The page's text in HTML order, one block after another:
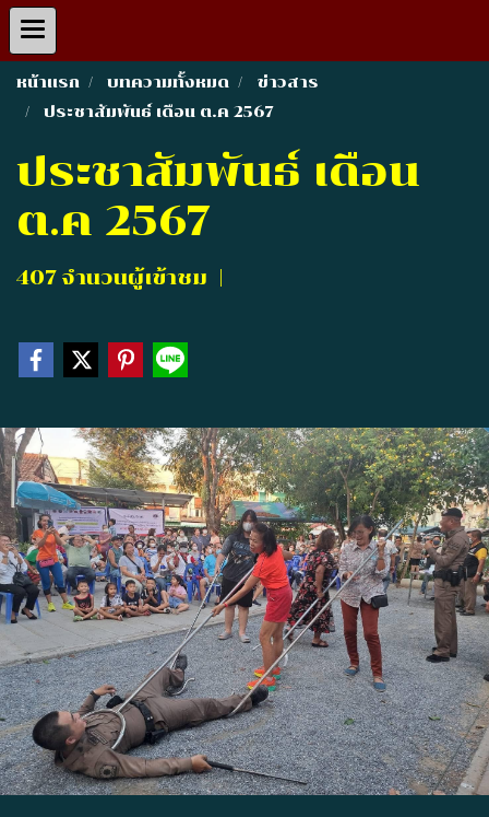
หน้าแรก บทความทั้งหมด
ข่าวสาร
ประชาสัมพันธ์ เดือน ต.ค 2567
ประชาสัมพันธ์ เดือน
ต.ค 2567
407 จำนวนผู้เข้าชม